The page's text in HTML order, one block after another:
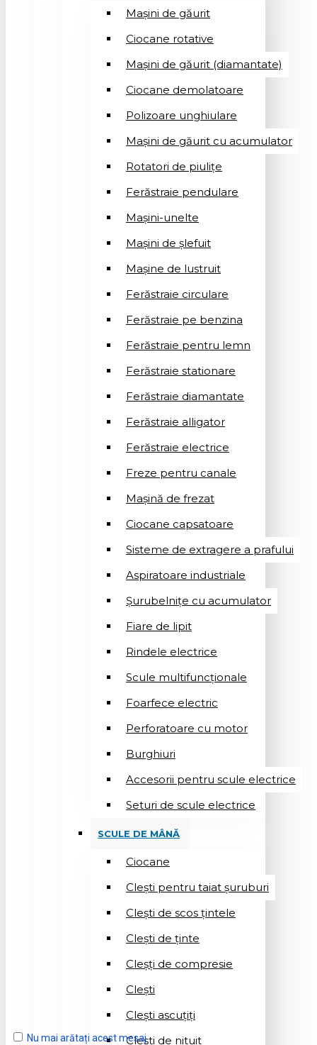
Mașini de găurit
Ciocane rotative
Mașini de găurit (diamantate)
Ciocane demolatoare
Polizoare unghiulare
Mașini de găurit cu acumulator
Rotatori de piuliţe
Ferăstraie pendulare
Mașini-unelte
Mașini de șlefuit
Mașinе de lustruit
Ferăstraie circulare
Ferăstraie pe benzina
Ferăstraie pentru lemn
Ferăstraie stationare
Ferăstraie diamantate
Ferăstraie alligator
Ferăstraie electrice
Freze pentru canale
Mașină de frezat
Ciocane capsatoare
Sisteme de extragere a prafului
Aspiratoare industriale
Șurubelnițe cu acumulator
Fiare de lipit
Rindele electrice
Scule multifuncționale
Foarfece electric
Perforatoare cu motor
Burghiuri
Accesorii pentru scule electrice
Seturi de scule electrice
SCULE DE MÂNĂ
Ciocane
Cleşti pentru taiat șuruburi
Clești de scos țintele
Clești de ținte
Cleșți de compresie
Cleşti
Clești ascuțiți
Cleşti de nituit
Nu mai arătați acest mesaj